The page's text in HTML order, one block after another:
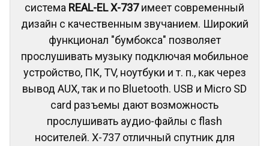
система REAL-EL X-737имеет современный
дизайн с качественным звучанием. Широкий
функционал "бумбокса" позволяет
прослушивать музыку подключая мобильное
устройство, ПК, TV, ноутбуки и т. п., как через
вывод AUX, так и по Bluetooth. USB и Micro SD
card разъемы дают возможность
прослушивать аудио-файлы с flash
носителей. X-737 отличный спутник для